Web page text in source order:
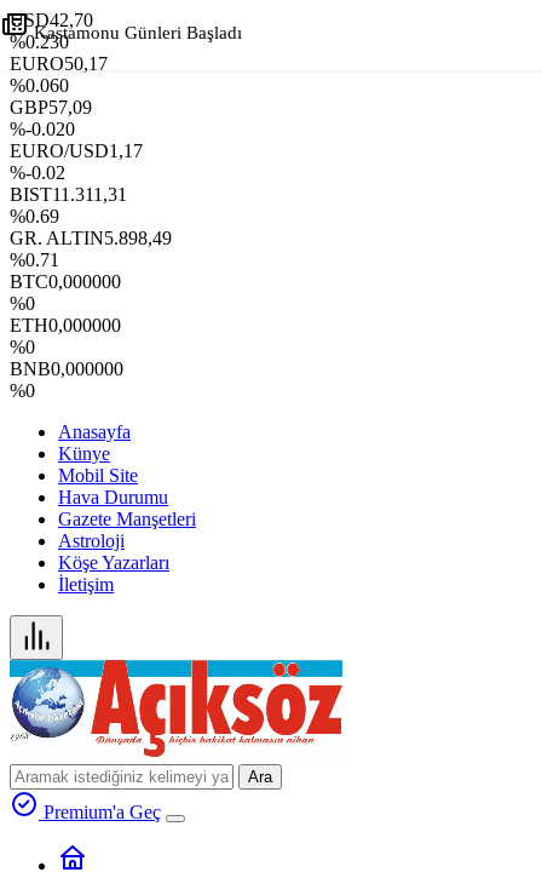
USD42,70
%0.230
EURO50,17
%0.060
GBP57,09
%-0.020
EURO/USD1,17
%-0.02
BIST11.311,31
%0.69
GR. ALTIN5.898,49
%0.71
BTC0,000000
%0
ETH0,000000
%0
BNB0,000000
%0
Anasayfa
Künye
Mobil Site
Hava Durumu
Gazete Manşetleri
Astroloji
Köşe Yazarları
İletişim
Ara
Premium'a Geç
Kastamonu Günleri Başladı
+ -